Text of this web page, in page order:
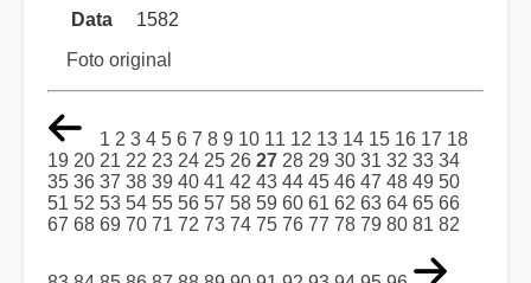
Data
1582
Foto original
1 2 3 4 5 6 7 8 9 10 11 12 13 14 15 16 17 18
19 20 21 22 23 24 25 26 27 28 29 30 31 32 33 34
35 36 37 38 39 40 41 42 43 44 45 46 47 48 49 50
51 52 53 54 55 56 57 58 59 60 61 62 63 64 65 66
67 68 69 70 71 72 73 74 75 76 77 78 79 80 81 82